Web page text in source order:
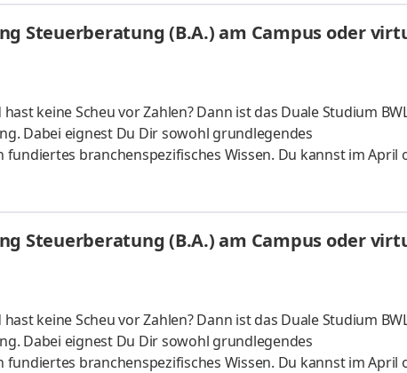
Bachelorstudium mit praxisnahen InhaltenDeine
da Du lernst
Steuerberatung (B.A.) am Campus oder
keine Scheu vor Zahlen? Dann ist das Duale Studium
Dabei eignest Du Dir sowohl grundlegendes
branchenspezifisches Wissen. Du kannst im April
ganz flexibel virtuell. Deine Praxisphasen absolvierst Du bei
Dein Studium ohne Numerus clausus oder
Bachelorstudium mit praxisnahen InhaltenDeine
da Du lernst
Steuerberatung (B.A.) am Campus oder
keine Scheu vor Zahlen? Dann ist das Duale Studium
Dabei eignest Du Dir sowohl grundlegendes
branchenspezifisches Wissen. Du kannst im April